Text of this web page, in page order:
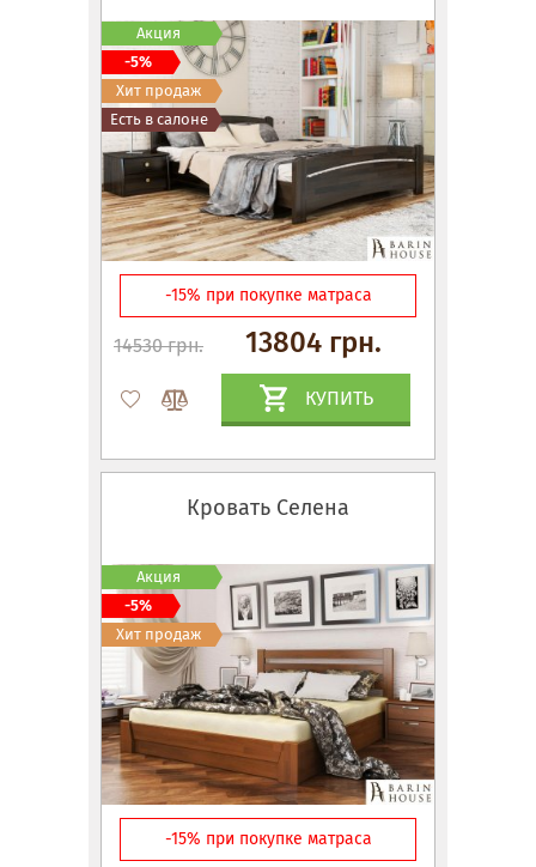
-15% при покупке матраса
14530 грн. 13804 грн.
КУПИТЬ
Акция
-5%
Хит продаж
Есть в салоне
Кровать Селена
-15% при покупке матраса
Акция
-5%
Хит продаж